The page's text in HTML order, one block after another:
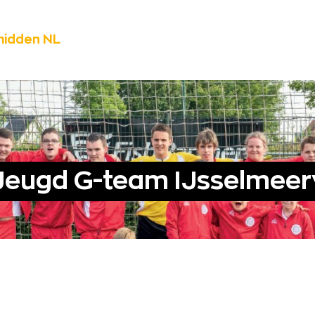
NL
G-team